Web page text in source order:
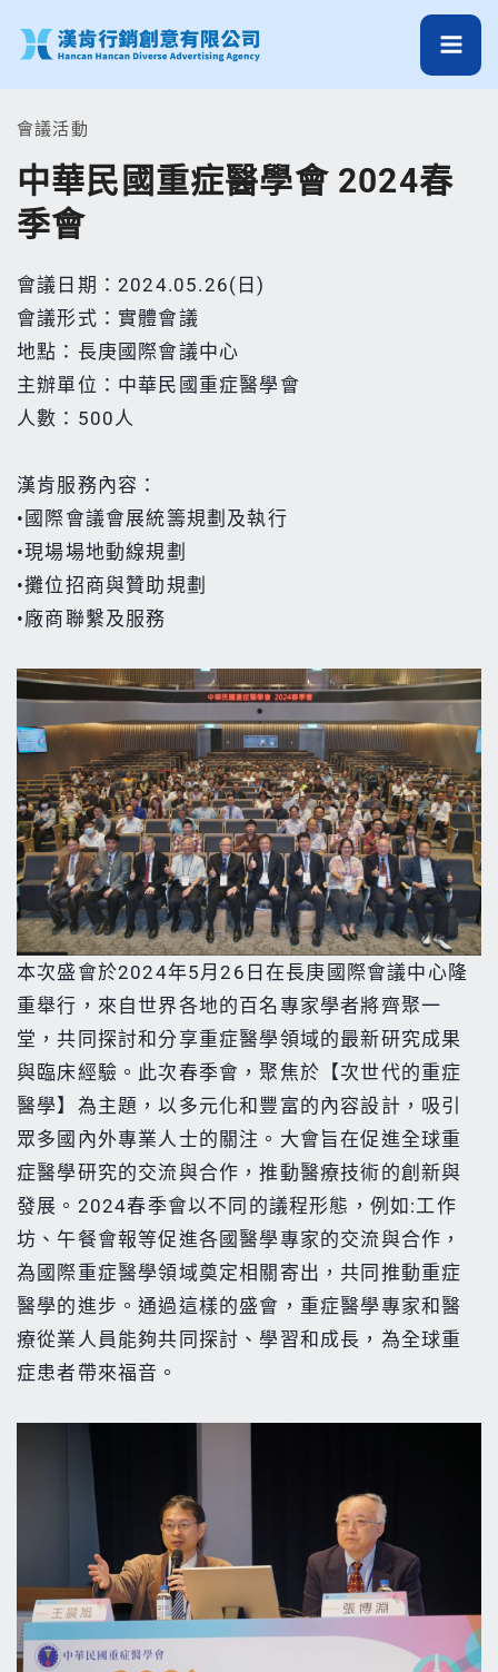
至
要
內
容
會議活動
中華民國重症醫學會 2024春
季會
會議日期：2024.05.26(日)
會議形式：實體會議
地點：長庚國際會議中心
主辦單位：中華民國重症醫學會
人數：500人
漢肯服務內容：
•國際會議會展統籌規劃及執行
•現場場地動線規劃
•攤位招商與贊助規劃
•廠商聯繫及服務
本次盛會於2024年5月26日在長庚國際會議中心隆
重舉行，來自世界各地的百名專家學者將齊聚一
堂，共同探討和分享重症醫學領域的最新研究成果
與臨床經驗。此次春季會，聚焦於【次世代的重症
醫學】為主題，以多元化和豐富的內容設計，吸引
眾多國內外專業人士的關注。大會旨在促進全球重
症醫學研究的交流與合作，推動醫療技術的創新與
發展。2024春季會以不同的議程形態，例如:工作
坊、午餐會報等促進各國醫學專家的交流與合作，
為國際重症醫學領域奠定相關寄出，共同推動重症
醫學的進步。通過這樣的盛會，重症醫學專家和醫
療從業人員能夠共同探討、學習和成長，為全球重
症患者帶來福音。